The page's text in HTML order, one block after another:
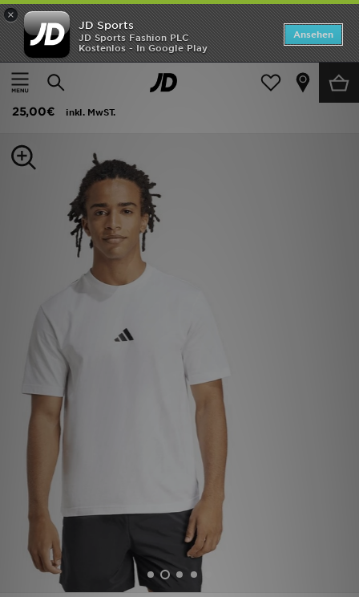
×
JD Sports
JD Sports Fashion PLC
Kostenlos - In Google Play
Ansehen
Home
Herren Herrenbekleidung T-Shirts und Tanktops
adidas Essentials Small Logo Single Jersey T-shirt
25,00€
inkl. MwST.
ANGEBOTE
Neuheiten
Kinder
Bestsellers
Lade die APP
Filialfinder
Hilfe & Kontakt
Studenten